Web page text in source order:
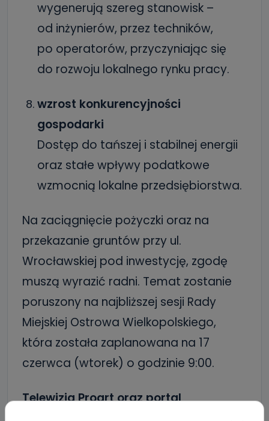
wygenerują szereg stanowisk –
od inżynierów, przez techników,
po operatorów, przyczyniając się
do rozwoju lokalnego rynku pracy.
wzrost konkurencyjności
gospodarki
Dostęp do tańszej i stabilnej energii
oraz stałe wpływy podatkowe
wzmocnią lokalne przedsiębiorstwa.
Na zaciągnięcie pożyczki oraz na
przekazanie gruntów przy ul.
Wrocławskiej pod inwestycję, zgodę
muszą wyrazić radni. Temat zostanie
poruszony na najbliższej sesji Rady
Miejskiej Ostrowa Wielkopolskiego,
która została zaplanowana na 17
czerwca (wtorek) o godzinie 9:00.
Telewizja Proart oraz portal